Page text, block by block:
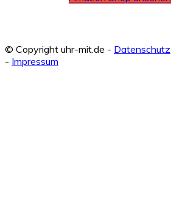
© Copyright uhr-mit.de - Datenschutz
- Impressum